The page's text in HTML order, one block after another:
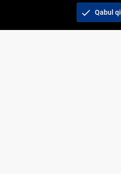
tashkil etish" AJ. Barcha huquqlar
check Qabul